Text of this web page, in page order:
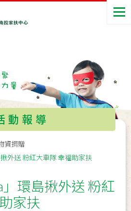
動報導
資捐贈
揪外送 粉紅大車隊 幸福助家扶
」環島揪外送 粉紅
家扶